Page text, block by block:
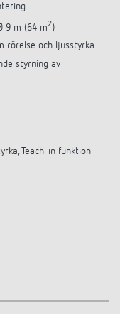
9 m (64 m2)
rörelse och ljusstyrka
styrning av
Teach-in funktion